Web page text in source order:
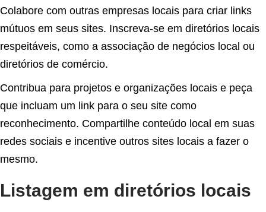
Colabore com outras empresas locais para criar links
mútuos em seus sites. Inscreva-se em diretórios locais
respeitáveis, como a associação de negócios local ou
diretórios de comércio.
Contribua para projetos e organizações locais e peça
que incluam um link para o seu site como
reconhecimento. Compartilhe conteúdo local em suas
redes sociais e incentive outros sites locais a fazer o
mesmo.
Listagem em diretórios locais